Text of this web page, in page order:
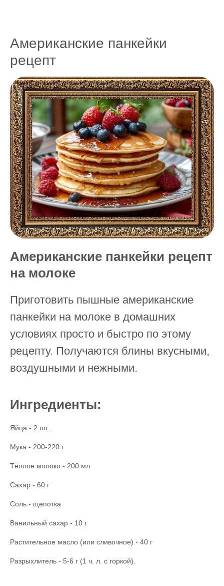
Американские панкейки
рецепт
Американские панкейки рецепт
на молоке
Приготовить пышные американские
панкейки на молоке в домашних
условиях просто и быстро по этому
рецепту. Получаются блины вкусными,
воздушными и нежными.
Ингредиенты:
Яйца - 2 шт.
Мука - 200-220 г
Тёплое молоко - 200 мл
Сахар - 60 г
Соль - щепотка
Ванильный сахар - 10 г
Растительное масло (или сливочное) - 40 г
Разрыхлитель - 5-6 г (1 ч. л. с горкой).